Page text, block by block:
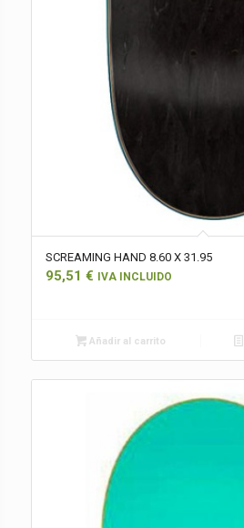
SCREAMING HAND 8.60 X 31.95
95,51 € IVA INCLUIDO
Añadir al carrito